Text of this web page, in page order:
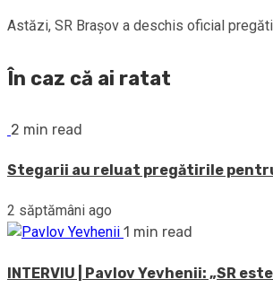
Astăzi, SR Brașov a deschis oficial
În caz că ai ratat
2 min read
Stegarii au reluat pregătirile
2 săptămâni ago
1 min read
INTERVIU | Pavlov Yevhenii: „SR